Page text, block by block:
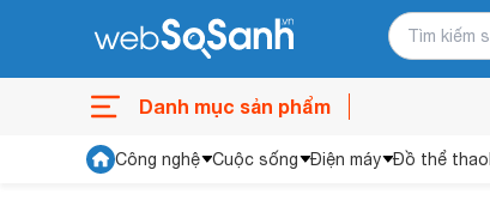
Danh mục sản phẩm
Công nghệ Cuộc sống Điện máy Đồ thể thao